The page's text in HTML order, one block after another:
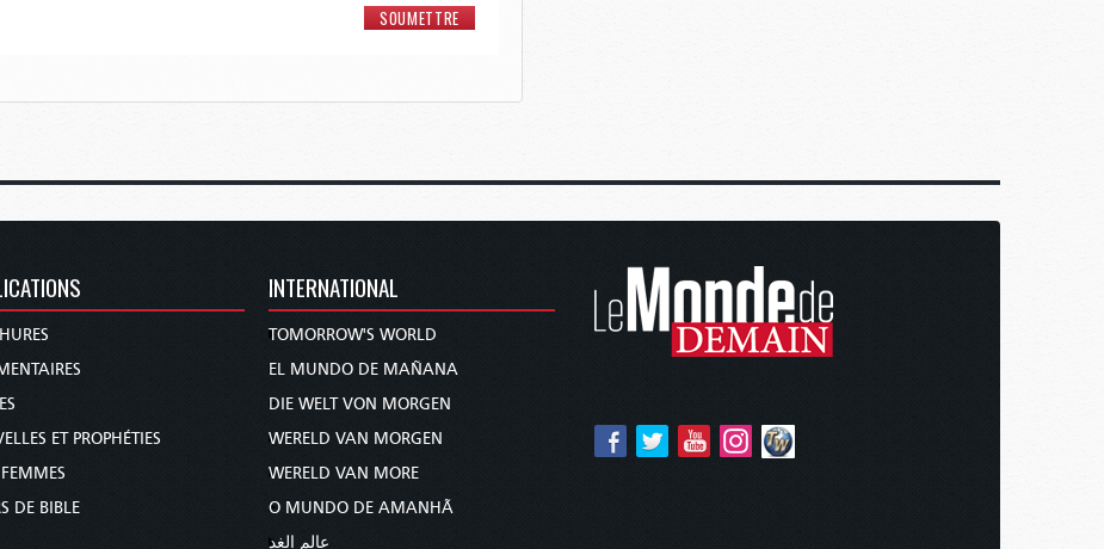
ET PROPHÉTIES
DE BIBLE
INTERNATIONAL
TOMORROW'S WORLD
EL MUNDO DE MAÑANA
DIE WELT VON MORGEN
WERELD VAN MORGEN
WERELD VAN MORE
O MUNDO DE AMANHÃ
عالم الغد